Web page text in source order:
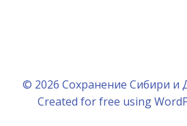
© 2026 Сохранение Сибири и
Created for free using